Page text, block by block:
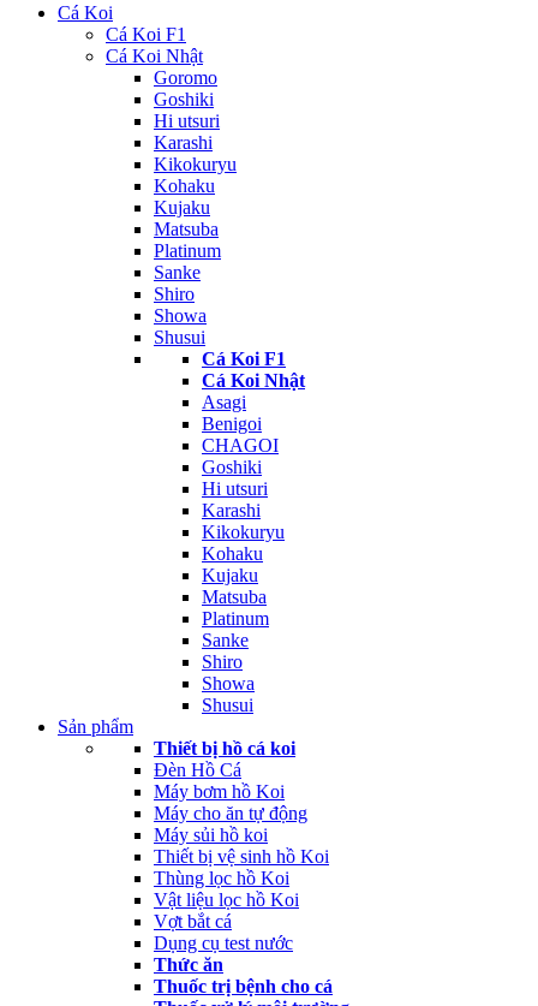
Cá Koi
Cá Koi F1
Cá Koi Nhật
Goromo
Goshiki
Hi utsuri
Karashi
Kikokuryu
Kohaku
Kujaku
Matsuba
Platinum
Sanke
Shiro
Showa
Shusui
Cá Koi F1
Cá Koi Nhật
Asagi
Benigoi
CHAGOI
Goshiki
Hi utsuri
Karashi
Kikokuryu
Kohaku
Kujaku
Matsuba
Platinum
Sanke
Shiro
Showa
Shusui
Sản phẩm
Thiết bị hồ cá koi
Đèn Hồ Cá
Máy bơm hồ Koi
Máy cho ăn tự động
Máy sủi hồ koi
Thiết bị vệ sinh hồ Koi
Thùng lọc hồ Koi
Vật liệu lọc hồ Koi
Vợt bắt cá
Dụng cụ test nước
Thức ăn
Thuốc trị bệnh cho cá